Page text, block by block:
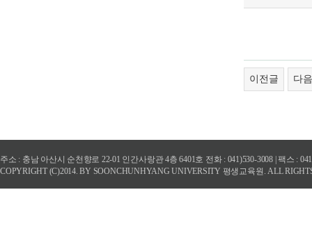
이전글 다
주소 : 충남 아산시 순천향로 22-01 인간사랑관 4층 6401호 전화 : 041)530-3008 | 팩스 :
COPYRIGHT (C)2014. BY SOONCHUNHYANG UNIVERSITY 평생교육원. ALL